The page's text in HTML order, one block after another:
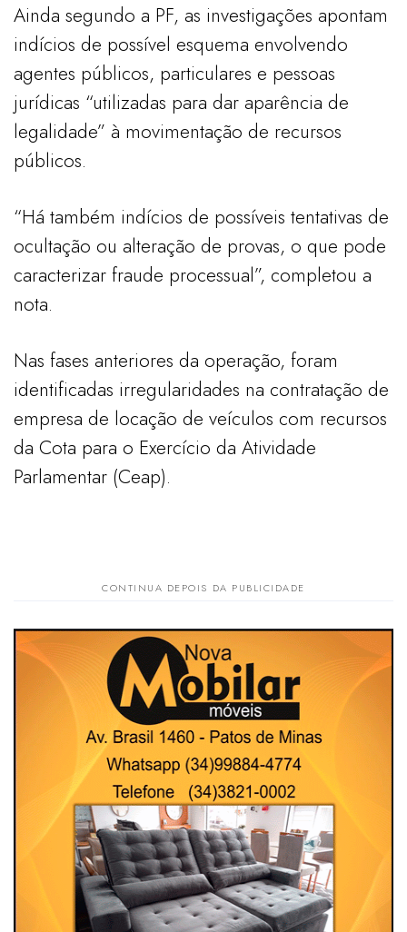
Ainda segundo a PF, as investigações apontam
indícios de possível esquema envolvendo
agentes públicos, particulares e pessoas
jurídicas “utilizadas para dar aparência de
legalidade” à movimentação de recursos
públicos.
“Há também indícios de possíveis tentativas de
ocultação ou alteração de provas, o que pode
caracterizar fraude processual”, completou a
nota.
Nas fases anteriores da operação, foram
identificadas irregularidades na contratação de
empresa de locação de veículos com recursos
da Cota para o Exercício da Atividade
Parlamentar (Ceap).